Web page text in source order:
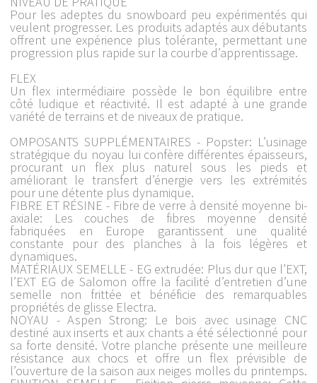
Pour les adeptes du snowboard peu expérimentés qui
veulent progresser. Les produits adaptés aux débutants
offrent une expérience plus tolérante, permettant une
progression plus rapide sur la courbe d’apprentissage.
FLEX
Un flex intermédiaire possède le bon équilibre entre
côté ludique et réactivité. Il est adapté à une grande
variété de terrains et de niveaux de pratique.
OMPOSANTS SUPPLÉMENTAIRES - Popster: L’usinage
stratégique du noyau lui confère différentes épaisseurs,
procurant un flex plus naturel sous les pieds et
améliorant le transfert d’énergie vers les extrémités
pour une détente plus dynamique.
FIBRE ET RÉSINE - Fibre de verre à densité moyenne bi-
axiale: Les couches de fibres moyenne densité
fabriquées en Europe garantissent une qualité
constante pour des planches à la fois légères et
dynamiques.
MATÉRIAUX SEMELLE - EG extrudée: Plus dur que l’EXT,
l’EXT EG de Salomon offre la facilité d’entretien d’une
semelle non frittée et bénéficie des remarquables
propriétés de glisse Electra.
NOYAU - Aspen Strong: Le bois avec usinage CNC
destiné aux inserts et aux chants a été sélectionné pour
sa forte densité. Votre planche présente une meilleure
résistance aux chocs et offre un flex prévisible de
l’ouverture de la saison aux neiges molles du printemps.